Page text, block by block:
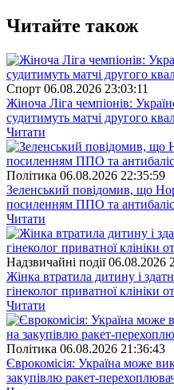
Читайте також
Спорт 06.08.2026 23:03:11
Жіноча Ліга чемпіонів:
судитимуть матчі другого
Читати
Полiтика 06.08.2026 22:35:59
Зеленський повідомив, що
посиленням ППО та
Читати
Надзвичайні події 06.08.2026
Жінка втратила дитину і
гінеколог приватної клініки
Читати
Полiтика 06.08.2026 21:36:43
Єврокомісія: Україна може
закупівлю ракет-